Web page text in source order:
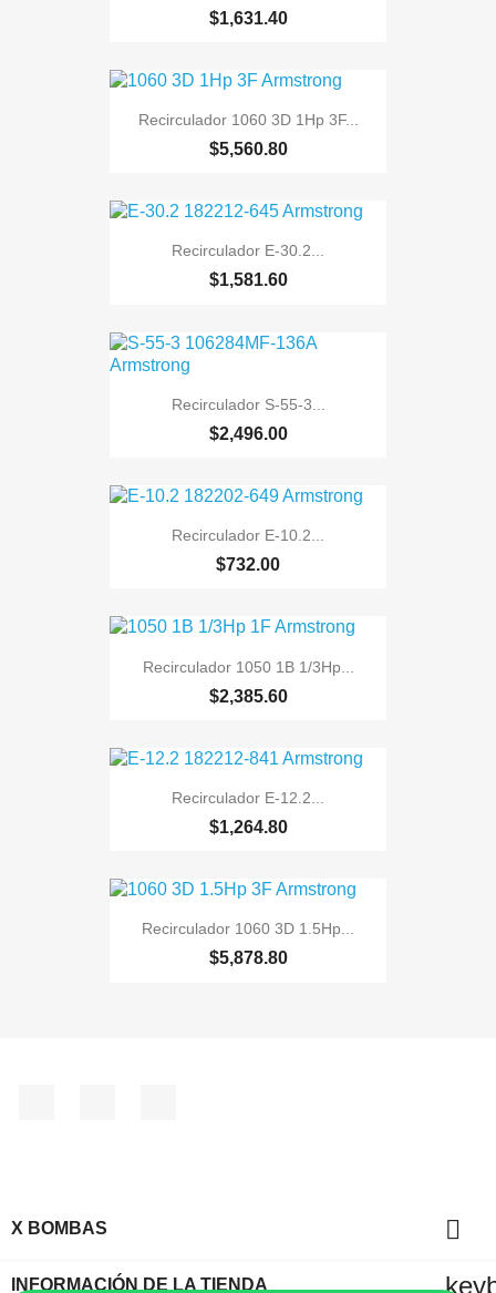
$1,631.40
Recirculador 1060 3D 1Hp 3F...
$5,560.80
Recirculador E-30.2...
$1,581.60
Recirculador S-55-3...
$2,496.00
Recirculador E-10.2...
$732.00
Recirculador 1050 1B 1/3Hp...
$2,385.60
Recirculador E-12.2...
$1,264.80
Recirculador 1060 3D 1.5Hp...
$5,878.80
X BOMBAS 
INFORMACIÓN DE LA TIENDA